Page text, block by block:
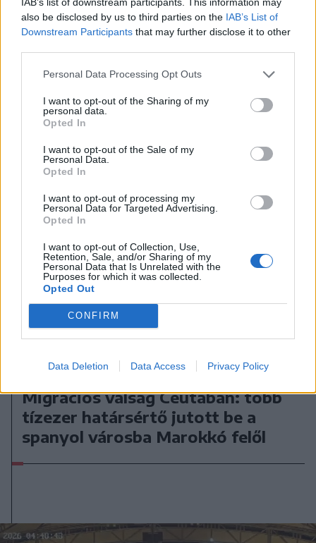
also be disclosed by us to third parties on the IAB’s List of
Downstream Participants that may further disclose it to other
Personal Data Processing Opt Outs
I want to opt-out of the Sharing of my
personal data.
Opted In
I want to opt-out of the Sale of my
Personal Data.
Opted In
I want to opt-out of processing my
Personal Data for Targeted Advertising.
Opted In
I want to opt-out of Collection, Use,
Retention, Sale, and/or Sharing of my
Personal Data that Is Unrelated with the
Purposes for which it was collected.
Opted Out
CONFIRM
Data Deletion Data Access Privacy Policy
A rovat további cikkei
2026. július 31., péntek
Migrációs válság Ceutában: több
tízezer határsértő jutott be a
spanyol városba Marokkó felől